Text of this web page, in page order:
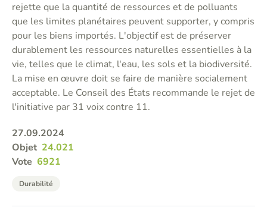
rejette que la quantité de ressources et de polluants
que les limites planétaires peuvent supporter, y compris
pour les biens importés. L'objectif est de préserver
durablement les ressources naturelles essentielles à la
vie, telles que le climat, l'eau, les sols et la biodiversité.
La mise en œuvre doit se faire de manière socialement
acceptable. Le Conseil des États recommande le rejet de
l'initiative par 31 voix contre 11.
27.09.2024
Objet 24.021
Vote 6921
Durabilité